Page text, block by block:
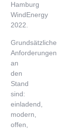
Hamburg
WindEnergy
2022.
Grundsätzliche
Anforderungen
an
den
Stand
sind:
einladend,
modern,
offen,